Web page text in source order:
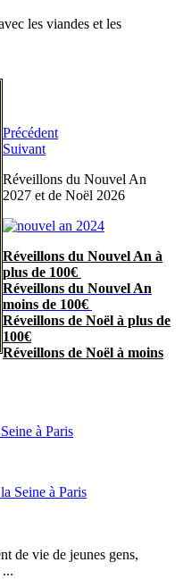
les viandes et les
Précédent
Suivant
Réveillons du Nouvel An
2027 et de Noël 2026
Réveillons du Nouvel An à
plus de 100€
Réveillons du Nouvel An
moins de 100€
Réveillons de Noël à plus de
100€
Réveillons de Noël à moins
Seine à Paris
de vie de jeunes gens,